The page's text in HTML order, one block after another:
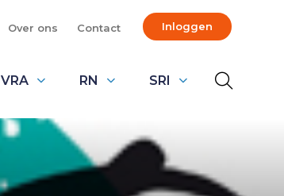
Over ons Contact Inloggen
VRA RN SRI